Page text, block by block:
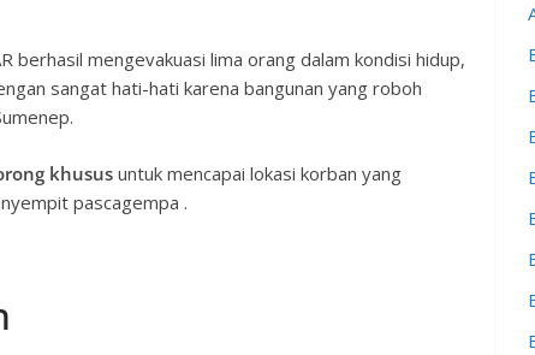
berhasil mengevakuasi lima orang dalam kondisi hidup,
sangat hati-hati karena bangunan yang roboh
khususuntuk mencapai lokasi korban yang
pascagempa .